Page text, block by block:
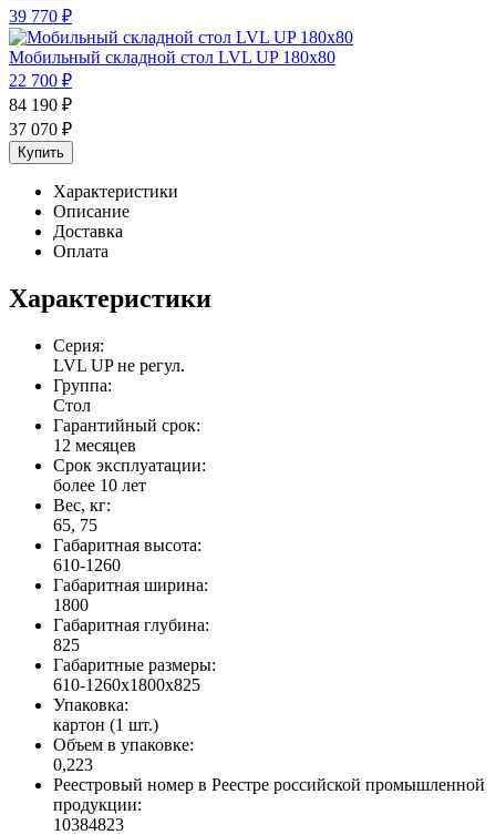
39 770 ₽
Мобильный складной стол LVL UP 180х80
22 700 ₽
84 190 ₽
37 070 ₽
Купить
Характеристики
Описание
Доставка
Оплата
Характеристики
Серия:
LVL UP не регул.
Группа:
Стол
Гарантийный срок:
12 месяцев
Срок эксплуатации:
более 10 лет
Вес, кг:
65, 75
Габаритная высота:
610-1260
Габаритная ширина:
1800
Габаритная глубина:
825
Габаритные размеры:
610-1260x1800x825
Упаковка:
картон (1 шт.)
Объем в упаковке:
0,223
Реестровый номер в Реестре российской промышленной
продукции:
10384823